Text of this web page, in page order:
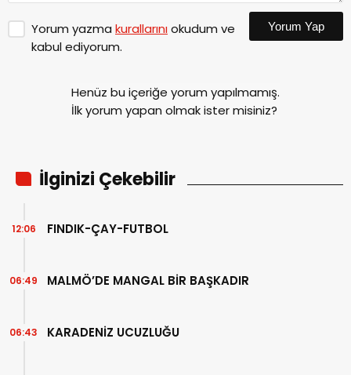
Yorum yazma kurallarınıokudum ve
kabul ediyorum.
Yorum Yap
Henüz bu içeriğe yorum yapılmamış.
İlk yorum yapan olmak ister misiniz?
İlginizi Çekebilir
FINDIK-ÇAY-FUTBOL
12:06
MALMÖ’DE MANGAL BİR BAŞKADIR
06:49
KARADENİZ UCUZLUĞU
06:43